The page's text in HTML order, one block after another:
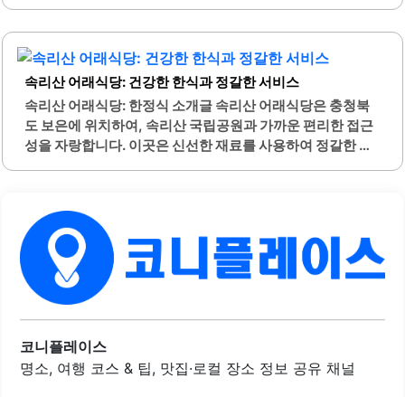
수 있는 맛으로, 많은..
은 산채 비빔밥과 해물파전, 돌솥비빔밥 등 다양한 메뉴를 즐
길 수 있습니다. 또한, 이곳은 가족 단위 방문객을 위한 배려
가 돋보이며, 아이들을 위한 메뉴도 준비되어 있습니다. 직원
들은 친절하게 고객을 맞이하며, 서비스에 대한 만족도가 높
습니다.야외 테라스에서는 자연을 느끼며 식사를 즐길 수 있
는 기회를 제공합니다. 특히 비 오는 날의 야외 평상은 운치
속리산 어래식당: 건강한 한식과 정갈한 서비스
속리산 어래식당: 한정식 소개글 속리산 어래식당은 충청북
도 보은에 위치하여, 속리산 국립공원과 가까운 편리한 접근
성을 자랑합니다. 이곳은 신선한 재료를 사용하여 정갈한 한
넉넉한 반찬과 친절한 서비스가 돋보입니다. 어래식당은 가
족 단위 손님들에게도 적합한 분위기를 제공하며, 따뜻하고
아늑한 환경에서 식사를 즐길 수 있습니다.주차 공간이 넉넉
하여 차량 이용 시 편리함을 더합니다. 메뉴는 다양하여 비빔
밥, 전골, 파전 등 여러 가지 선택이 가능합니다. 특히 해물파
전과 더덕산채비빔밥은 많은 손님들에게 인기가 높습니다.
가격대는 합리적이며, 양도 충분하여 만족스러운 식사를 경
험할 수 있습니다. 또한, 주변 관광지와의 연계로 여행 중 방
코니플레이스
명소, 여행 코스 & 팁, 맛집·로컬 장소 정보 공유 채널